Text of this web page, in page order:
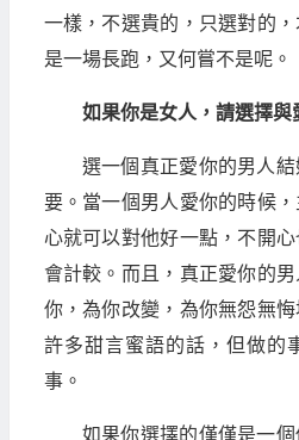
一樣，不選貴的，只選對的
是一場長跑，又何嘗不是呢。
如果你是女人，請選擇與
選一個真正愛你的男人
要。當一個男人愛你的時候
心就可以對他好一點，不開
會計較。而且，真正愛你的
你，為你改變，為你無怨無
許多甜言蜜語的話，但做的
事。
如果你選擇的僅僅是一